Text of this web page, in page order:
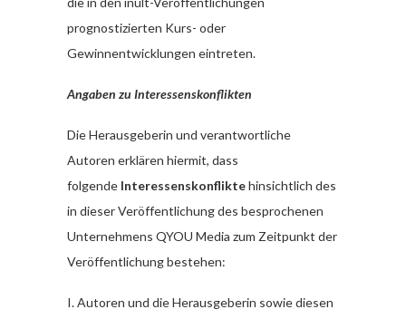
prognostizierten Kurs- oder
Gewinnentwicklungen eintreten.
Angaben zu Interessenskonflikten
Die Herausgeberin und verantwortliche
Autoren erklären hiermit, dass
folgende Interessenskonfliktehinsichtlich des
in dieser Veröffentlichung des besprochenen
Unternehmens QYOU Media zum Zeitpunkt der
Veröffentlichung bestehen:
I. Autoren und die Herausgeberin sowie diesen